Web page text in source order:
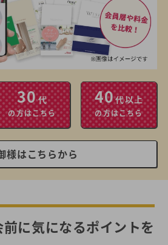
30代
の方はこちら
40代以上
の方はこちら
様はこちらから
に気になるポイントを